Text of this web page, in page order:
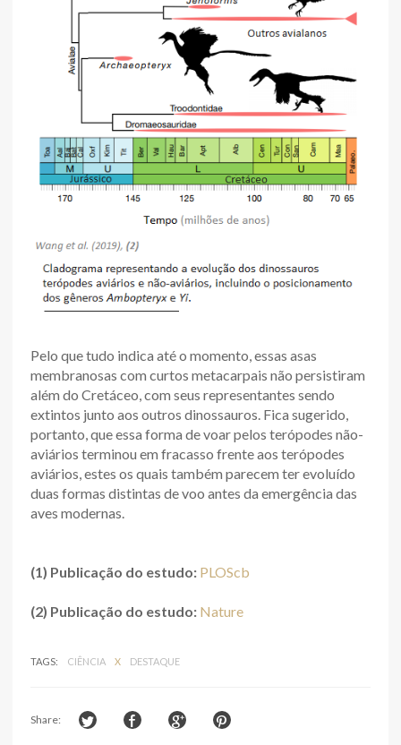
Pelo que tudo indica até o momento, essas asas
membranosas com curtos metacarpais não persistiram
além do Cretáceo, com seus representantes sendo
extintos junto aos outros dinossauros. Fica sugerido,
portanto, que essa forma de voar pelos terópodes não-
aviários terminou em fracasso frente aos terópodes
aviários, estes os quais também parecem ter evoluído
duas formas distintas de voo antes da emergência das
aves modernas.
(1) Publicação do estudo: PLOScb
(2) Publicação do estudo: Nature
TAGS: CIÊNCIA X DESTAQUE
Share: